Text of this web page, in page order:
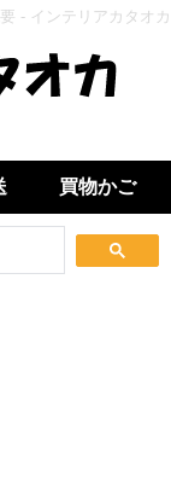
- インテリアカタオカ
買物かご